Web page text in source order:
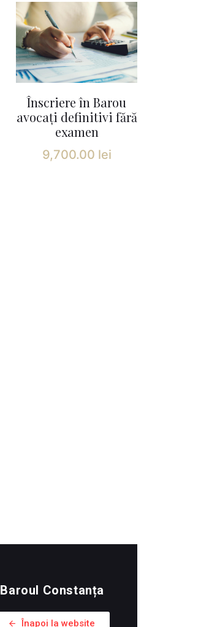
Înscriere în Barou
avocați definitivi fără
examen
9,700.00 lei
Baroul Constanța
Înapoi la website